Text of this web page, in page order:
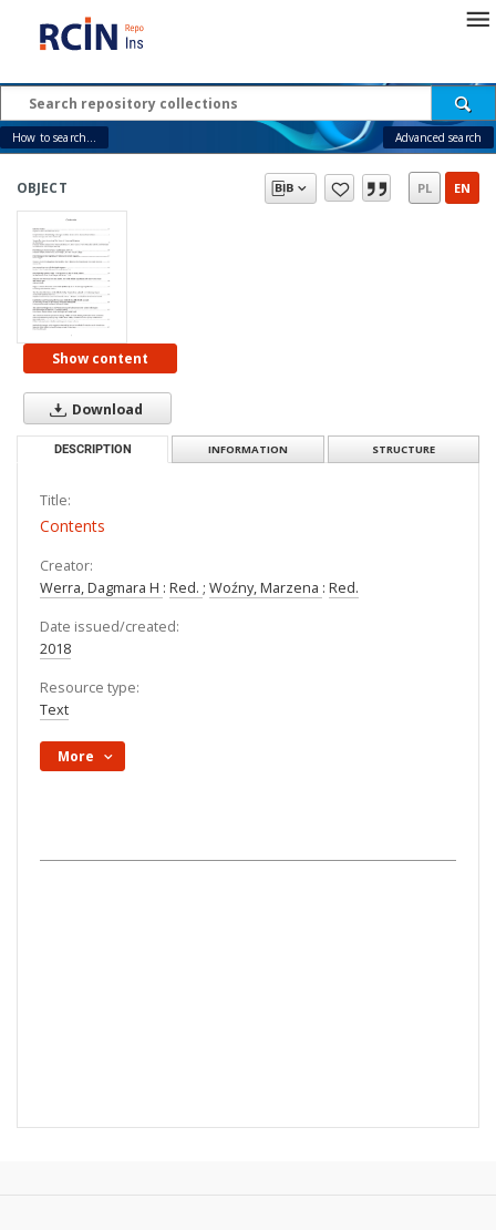
How to search... Advanced search
OBJECT PL EN
Show content
Download
DESCRIPTION INFORMATION STRUCTURE
Title:
Contents
Creator:
Werra, Dagmara H : Red. ; Woźny, Marzena : Red.
Date issued/created:
2018
Resource type:
Text
More